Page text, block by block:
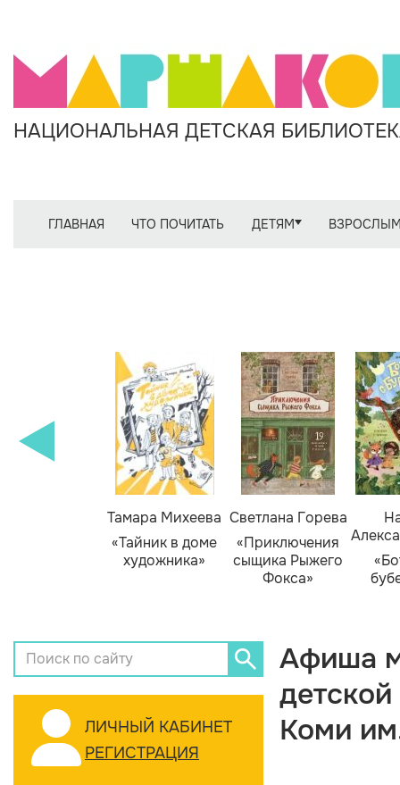
НАЦИОНАЛЬНАЯ ДЕТСКАЯ
ГЛАВНАЯ ЧТО ПОЧИТАТЬ ДЕТЯМ
Тамара Михеева
«Тайник в доме
художника»
Светлана Горева
«Приключения
сыщика Рыжего
Фокса»
ЛИЧНЫЙ КАБИНЕТ
РЕГИСТРАЦИЯ
Афиша
Коми